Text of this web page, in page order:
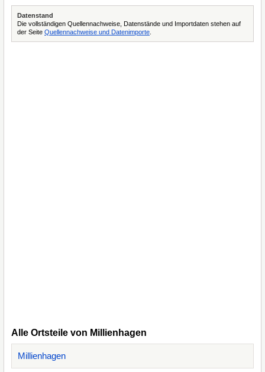
Datenstand
Die vollständigen Quellennachweise, Datenstände und Importdaten stehen auf
der Seite Quellennachweise und Datenimporte
Alle Ortsteile von Millienhagen
Millienhagen